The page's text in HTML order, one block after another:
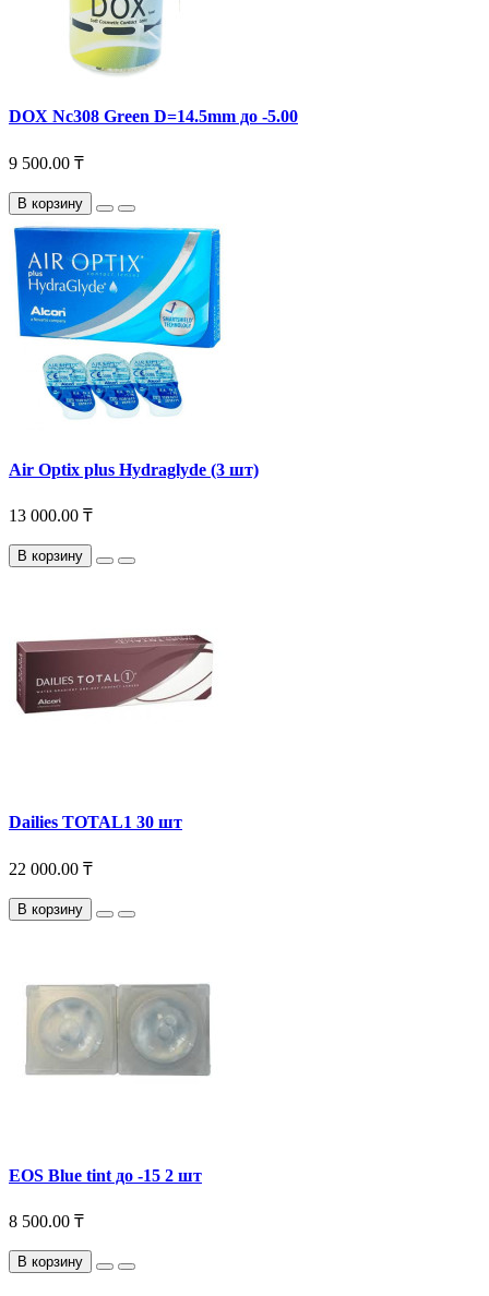
DOX Nc308 Green D=14.5mm до -5.00
9 500.00 ₸
В корзину
Air Optix plus Hydraglyde (3 шт)
13 000.00 ₸
В корзину
Dailies TOTAL1 30 шт
22 000.00 ₸
В корзину
EOS Blue tint до -15 2 шт
8 500.00 ₸
В корзину